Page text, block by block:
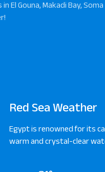
El Gouna, Makadi Bay,
Red Sea Weather
Egypt is renowned for its
warm and crystal-clear